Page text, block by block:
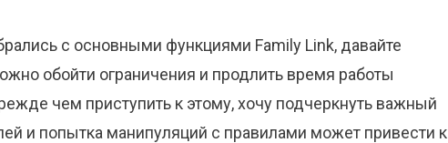
с основными функциями Family Link, давайте
обойти ограничения и продлить время работы
чем приступить к этому, хочу подчеркнуть важный
и попытка манипуляций с правилами может привести к